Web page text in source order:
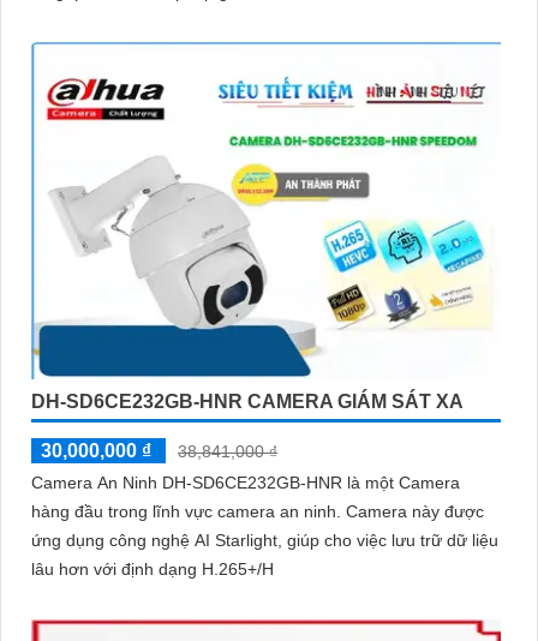
DH-SD6CE232GB-HNR CAMERA GIÁM SÁT XA
30,000,000 ₫
38,841,000 ₫
Camera An Ninh DH-SD6CE232GB-HNR là một Camera
hàng đầu trong lĩnh vực camera an ninh. Camera này được
ứng dụng công nghệ AI Starlight, giúp cho việc lưu trữ dữ liệu
lâu hơn với định dạng H.265+/H